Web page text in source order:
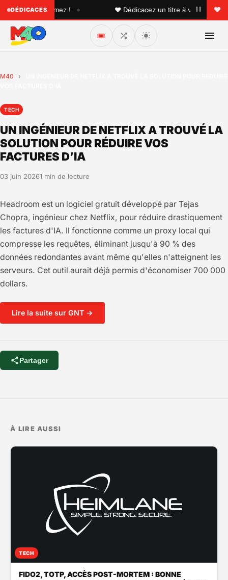
DÉDICACES
que vous aimez ! • ♥ Dédicacez un titre à vos proches
🎟️
M40 ›
TECH
UN INGÉNIEUR DE NETFLIX A TROUVÉ LA
SOLUTION POUR RÉDUIRE VOS
FACTURES D’IA
03 juin 20261 min de lecture
Headroom est un logiciel gratuit développé par Tejas
Chopra, ingénieur chez Netflix, pour réduire drastiquement
les factures d'IA. Il fonctionne comme un proxy local qui
compresse les requêtes, éliminant jusqu'à 90 % des
données redondantes avant même qu'elles n'atteignent les
serveurs. Cet outil aurait déjà permis d'économiser 700 000
dollars.
Lire la suite sur GNT →
Partager
À LIRE AUSSI
TECH
FIDO2, TOTP, ACCÈS POST-MORTEM : BONNE